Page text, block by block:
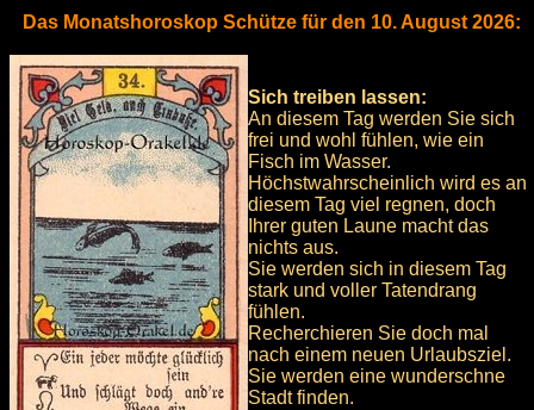
Das Monatshoroskop Schütze für den 10. August 2026:
Sich treiben lassen:
An diesem Tag werden Sie sich
frei und wohl fühlen, wie ein
Fisch im Wasser.
Höchstwahrscheinlich wird es an
diesem Tag viel regnen, doch
Ihrer guten Laune macht das
nichts aus.
Sie werden sich in diesem Tag
stark und voller Tatendrang
fühlen.
Recherchieren Sie doch mal
nach einem neuen Urlaubsziel.
Sie werden eine wunderschne
Stadt finden.